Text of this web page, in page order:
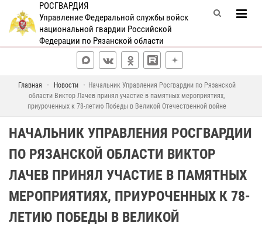
РОСГВАРДИЯ
Управление Федеральной службы войск
национальной гвардии Российской
Федерации по Рязанской области
Главная Новости
Начальник Управления Росгвардии по Рязанской
области Виктор Лачев принял участие в памятных мероприятиях,
приуроченных к 78-летию Победы в Великой Отечественной войне
НАЧАЛЬНИК УПРАВЛЕНИЯ РОСГВАРДИИ
ПО РЯЗАНСКОЙ ОБЛАСТИ ВИКТОР
ЛАЧЕВ ПРИНЯЛ УЧАСТИЕ В ПАМЯТНЫХ
МЕРОПРИЯТИЯХ, ПРИУРОЧЕННЫХ К 78-
ЛЕТИЮ ПОБЕДЫ В ВЕЛИКОЙ